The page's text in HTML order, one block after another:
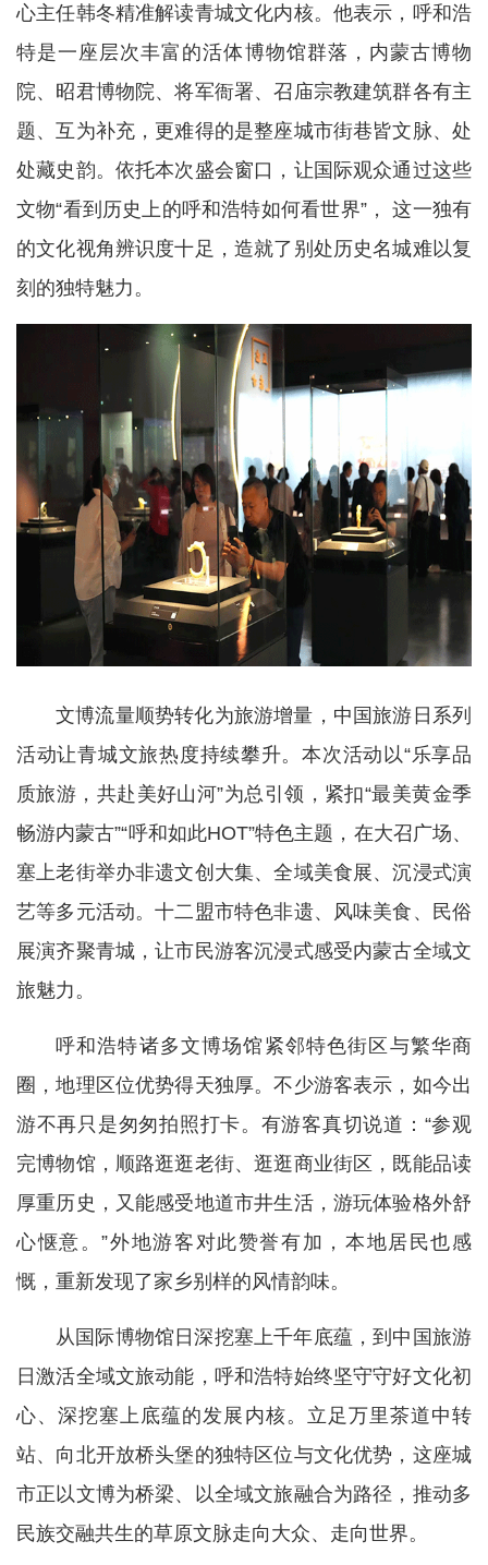
心主任韩冬精准解读青城文化内核。他表示，呼和浩
特是一座层次丰富的活体博物馆群落，内蒙古博物
院、昭君博物院、将军衙署、召庙宗教建筑群各有主
题、互为补充，更难得的是整座城市街巷皆文脉、处
处藏史韵。依托本次盛会窗口，让国际观众通过这些
文物“看到历史上的呼和浩特如何看世界”， 这一独有
的文化视角辨识度十足，造就了别处历史名城难以复
刻的独特魅力。
文博流量顺势转化为旅游增量，中国旅游日系列
活动让青城文旅热度持续攀升。本次活动以“乐享品
质旅游，共赴美好山河”为总引领，紧扣“最美黄金季
畅游内蒙古”“呼和如此HOT”特色主题，在大召广场、
塞上老街举办非遗文创大集、全域美食展、沉浸式演
艺等多元活动。十二盟市特色非遗、风味美食、民俗
展演齐聚青城，让市民游客沉浸式感受内蒙古全域文
旅魅力。
呼和浩特诸多文博场馆紧邻特色街区与繁华商
圈，地理区位优势得天独厚。不少游客表示，如今出
游不再只是匆匆拍照打卡。有游客真切说道：“参观
完博物馆，顺路逛逛老街、逛逛商业街区，既能品读
厚重历史，又能感受地道市井生活，游玩体验格外舒
心惬意。”外地游客对此赞誉有加，本地居民也感
慨，重新发现了家乡别样的风情韵味。
从国际博物馆日深挖塞上千年底蕴，到中国旅游
日激活全域文旅动能，呼和浩特始终坚守守好文化初
心、深挖塞上底蕴的发展内核。立足万里茶道中转
站、向北开放桥头堡的独特区位与文化优势，这座城
市正以文博为桥梁、以全域文旅融合为路径，推动多
民族交融共生的草原文脉走向大众、走向世界。